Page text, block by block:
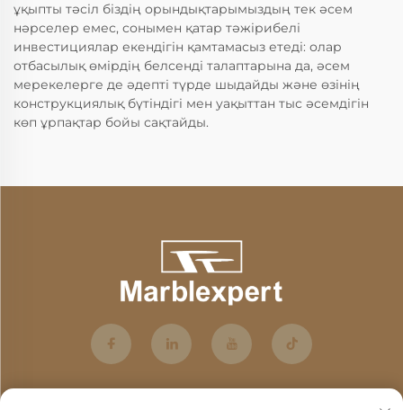
ұқыпты тәсіл біздің орындықтарымыздың тек әсем
нәрселер емес, сонымен қатар тәжірибелі
инвестициялар екендігін қамтамасыз етеді: олар
отбасылық өмірдің белсенді талаптарына да, әсем
мерекелерге де әдепті түрде шыдайды және өзінің
конструкциялық бүтіндігі мен уақыттан тыс әсемдігін
көп ұрпақтар бойы сақтайды.